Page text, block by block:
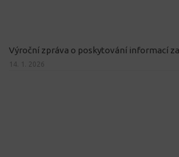
Výroční zpráva o poskytování informací
14. 1. 2026